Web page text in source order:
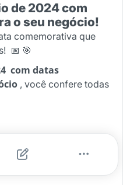
de 2024 com
o seu negócio!
comemorativa que
📅 🎯
com datas
, você confere todas